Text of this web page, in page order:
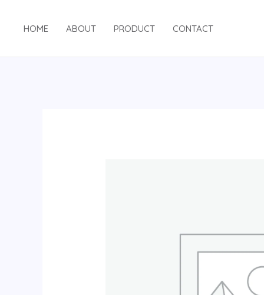
HOME ABOUT PRODUCT CONTACT